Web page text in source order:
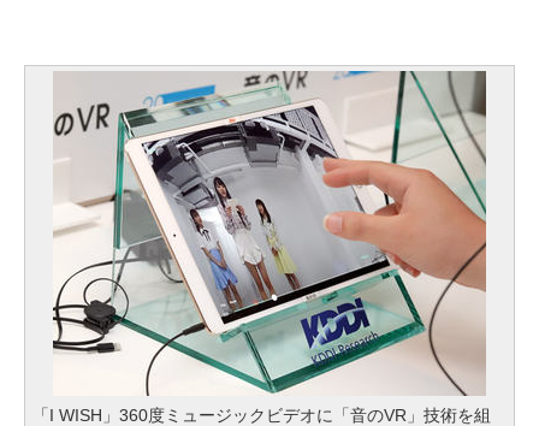
「I WISH」360度ミュージックビデオに「音のVR」技術を組